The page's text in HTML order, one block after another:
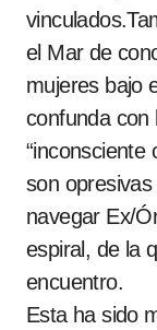
el Mar de
mujeres bajo
confunda con
“inconsciente
son
navegar Ex/
espiral, de la
encuentro.
Esta ha sido